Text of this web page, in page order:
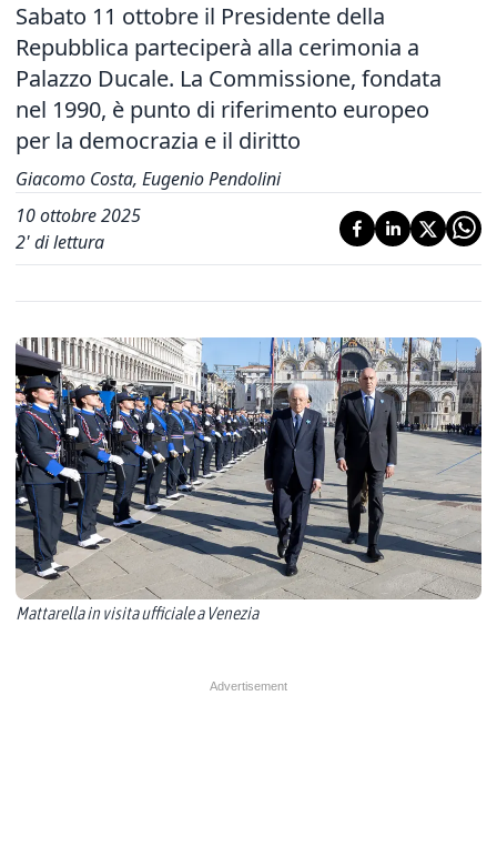
Sabato 11 ottobre il Presidente della
Repubblica parteciperà alla cerimonia a
Palazzo Ducale. La Commissione, fondata
nel 1990, è punto di riferimento europeo
per la democrazia e il diritto
Giacomo Costa, Eugenio Pendolini
10 ottobre 2025
2' di lettura
Mattarella in visita ufficiale a Venezia